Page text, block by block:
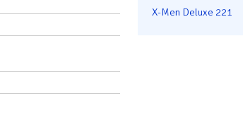
X-Men Deluxe 221